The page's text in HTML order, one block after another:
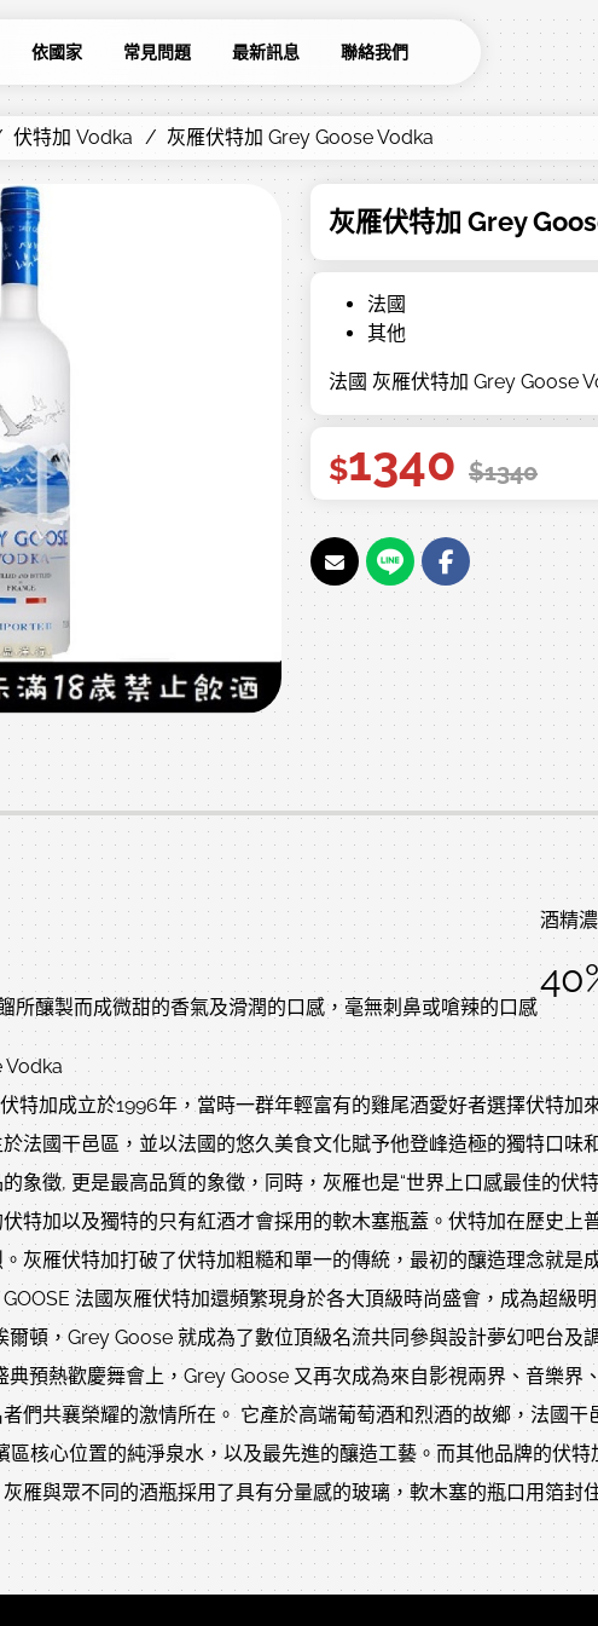
依國家 常見問題 最新訊息 聯絡我們
伏特加 Vodka 灰雁伏特加 Grey Goose Vodka
灰雁伏特加 Grey
法國
其他
法國 灰雁伏特加 Grey Goose
$1340 $1340
所釀製而成微甜的香氣及滑潤的口感，毫無刺鼻或嗆辣的口感
酒精
Vodka
特加成立於1996年，當時一群年輕富有的雞尾酒愛好者選擇伏特加
法國干邑區，並以法國的悠久美食文化賦予他登峰造極的獨特口味
象徵, 更是最高品質的象徵，同時，灰雁也是“世界上口感最佳的伏
特加以及獨特的只有紅酒才會採用的軟木塞瓶蓋。伏特加在歷史上
灰雁伏特加打破了伏特加粗糙和單一的傳統，最初的釀造理念就是
法國灰雁伏特加還頻繁現身於各大頂級時尚盛會，成為超級
頓，Grey Goose 就成為了數位頂級名流共同參與設計夢幻吧台及
典預熱歡慶舞會上，Grey Goose 又再次成為來自影視兩界、音樂界
們共襄榮耀的激情所在。 它產於高端葡萄酒和烈酒的故鄉，法國干
區核心位置的純淨泉水，以及最先進的釀造工藝。而其他品牌的伏
雁與眾不同的酒瓶採用了具有分量感的玻璃，軟木塞的瓶口用箔封